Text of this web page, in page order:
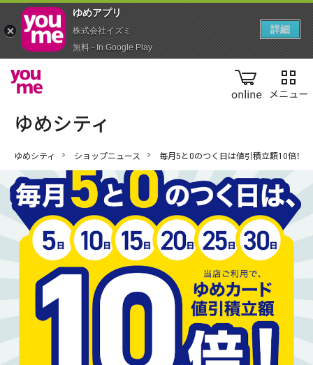
online
ゆめシティ ショップニュース 毎月5と0のつく日は値引積立額10倍！
ゆめアプ‪リ‬
株式会社イズミ
無料 - In Google Play
詳細